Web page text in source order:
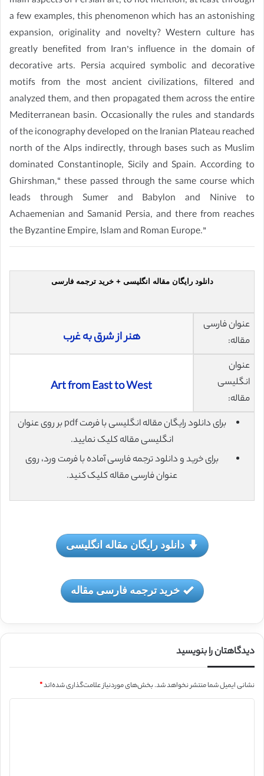
a few examples, this phenomenon which has an astonishing
expansion, originality and novelty? Western culture has
greatly benefited from Iran’s influence in the domain of
decorative arts. Persia acquired symbolic and decorative
motifs from the most ancient civilizations, filtered and
analyzed them, and then propagated them across the entire
Mediterranean basin. Occasionally the rules and standards
of the iconography developed on the Iranian Plateau reached
north of the Alps indirectly, through bases such as Muslim
dominated Constantinople, Sicily and Spain. According to
Ghirshman,“ these passed through the same course which
leads through Sumer and Babylon and Ninive to
Achaemenian and Samanid Persia, and there from reaches
the Byzantine Empire, Islam and Roman Europe.”
دانلود رایگان مقاله انگلیسی + خرید ترجمه فارسی
عنوان فارسی
مقاله:
هنر از شرق به غرب
عنوان
انگلیسی
مقاله:
Art from East to West
برای دانلود رایگان مقاله انگلیسی با فرمت pdf بر روی عنوان
انگلیسی مقاله کلیک نمایید.
برای خرید و دانلود ترجمه فارسی آماده با فرمت ورد، روی
عنوان فارسی مقاله کلیک کنید.
دانلود رایگان مقاله انگلیسی
خرید ترجمه فارسی مقاله
دیدگاهتان را بنویسید
نشانی ایمیل شما منتشر نخواهد شد.بخش‌های موردنیاز علامت‌گذاری شده‌اند*